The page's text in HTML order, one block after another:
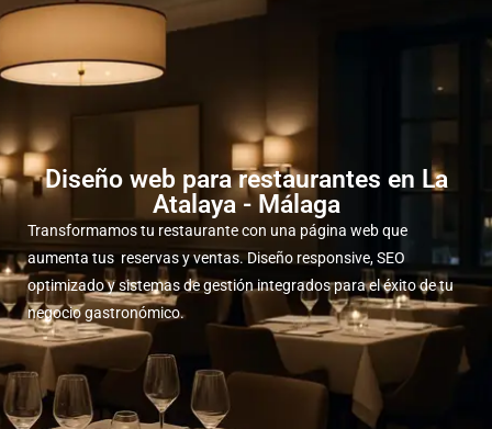
Diseño web para restaurantes en La
Atalaya - Málaga
Transformamos tu restaurante con una página web que
aumenta tus reservas y ventas. Diseño responsive, SEO
optimizado y sistemas de gestión integrados para el éxito de tu
negocio gastronómico.